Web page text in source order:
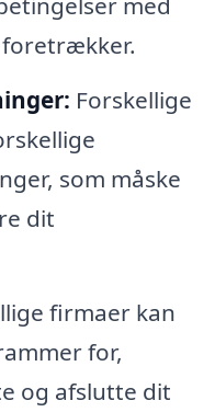
Forskellige
som måske
dit
firmaer kan
for,
og afslutte dit